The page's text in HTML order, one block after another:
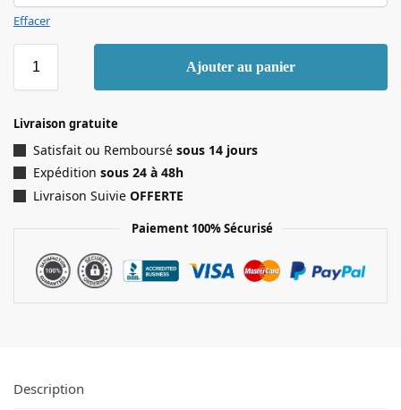
Effacer
Ajouter au panier
Livraison gratuite
Satisfait ou Remboursé sous 14 jours
Expédition sous 24 à 48h
Livraison Suivie OFFERTE
Paiement 100% Sécurisé
Description